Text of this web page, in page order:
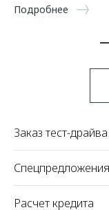
Подробнее
Заказ тест-драйва
Спецпредложения
Расчет кредита